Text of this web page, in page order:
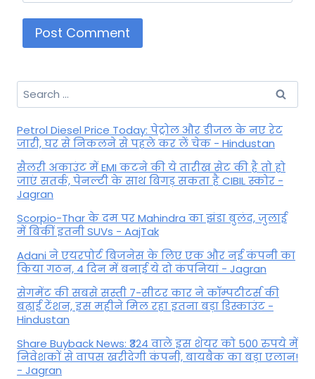
Search
for:
Petrol Diesel Price Today: पेट्रोल और डीजल के नए रेट
जारी, घर से निकलने से पहले कर लें चेक - Hindustan
सैलरी अकाउंट में EMI कटने की ये तारीख सेट की है तो हो
जाएं सतर्क, पेनल्टी के साथ बिगड़ सकता है CIBIL स्कोर -
Jagran
Scorpio-Thar के दम पर Mahindra का झंडा बुलंद, जुलाई
में बिकीं इतनी SUVs - AajTak
Adani ने एयरपोर्ट बिजनेस के लिए एक और नई कंपनी का
किया गठन, 4 दिन में बनाई ये दो कंपनियां - Jagran
सेगमेंट की सबसे सस्ती 7-सीटर कार ने कॉम्पटीटर्स की
बढ़ाई टेंशन, इस महीने मिल रहा इतना बड़ा डिस्काउंट -
Hindustan
Share Buyback News: ₹324 वाले इस शेयर को 500 रुपये में
निवेशकों से वापस खरीदेगी कंपनी, बायबैक का बड़ा एलान!
- Jagran